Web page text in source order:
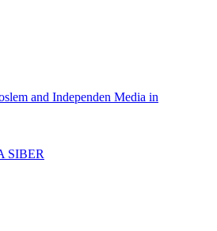
and Independen Media in
SIBER